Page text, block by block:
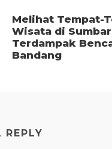
Melihat Tempat-
Wisata di
Terdampak
Bandang
REPLY